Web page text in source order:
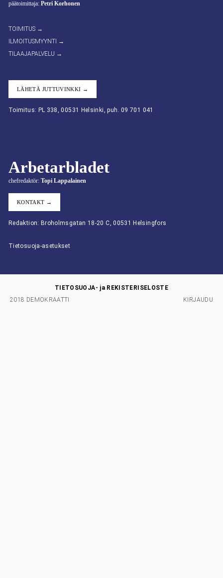
päätoimittaja: Petri Korhonen
TOIMITUS →
ILMOITUSMYYNTI →
TILAAJAPALVELU →
LÄHETÄ JUTTUVINKKI →
Toimitus: PL 338, 00531 Helsinki, puh. 09 701 041
Arbetarbladet
chefredaktör: Topi Lappalainen
KONTAKT →
Redaktion: Broholmsgatan 18-20 C, 00531 Helsingfors
Tietosuoja-asetukset
2018 DEMOKRAATTI
TIETOSUOJA- ja REKISTERISELOSTE
KIRJAUDU